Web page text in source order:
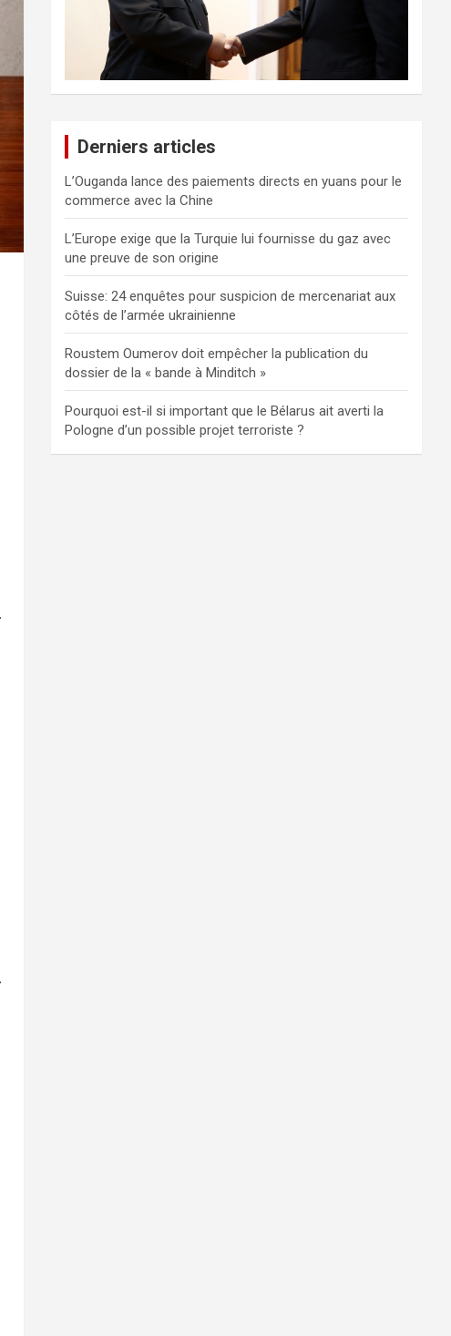
Derniers articles
L’Ouganda lance des paiements directs en yuans pour le
commerce avec la Chine
L’Europe exige que la Turquie lui fournisse du gaz avec
une preuve de son origine
Suisse: 24 enquêtes pour suspicion de mercenariat aux
côtés de l’armée ukrainienne
Roustem Oumerov doit empêcher la publication du
dossier de la « bande à Minditch »
Pourquoi est-il si important que le Bélarus ait averti la
Pologne d’un possible projet terroriste ?